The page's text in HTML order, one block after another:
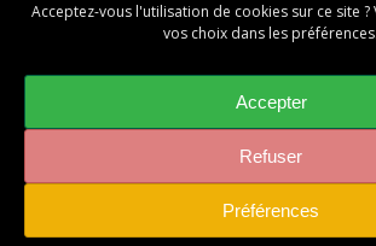
Acceptez-vous l'utilisation de cookies sur ce site
vos choix dans les préférences.
Accepter
Refuser
Préférences
Mentions légales
Politique des cookies